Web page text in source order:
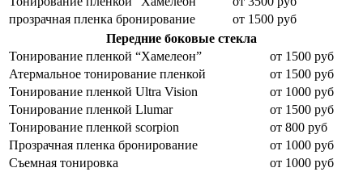
прозрачная пленка бронирование
от 1500 руб
Передние боковые стекла
Тонирование пленкой “Хамелеон”
от 1500 руб
Атермальное тонирование пленкой
от 1500 руб
Тонирование пленкой Ultra Vision
от 1000 руб
Тонирование пленкой Llumar
от 1500 руб
Тонирование пленкой scorpion
от 800 руб
Прозрачная пленка бронирование
от 1000 руб
Съемная тонировка
от 1000 руб